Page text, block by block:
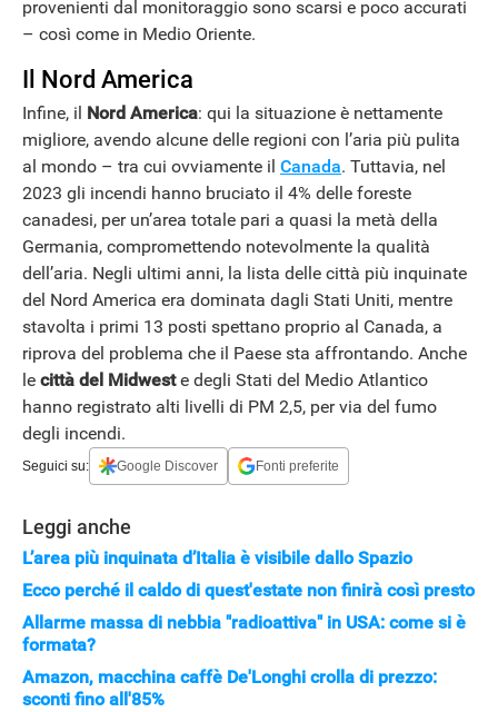
provenienti dal monitoraggio sono scarsi e poco accurati
– così come in Medio Oriente.
Il Nord America
Infine, il Nord America: qui la situazione è nettamente
migliore, avendo alcune delle regioni con l’aria più pulita
al mondo – tra cui ovviamente il Canada. Tuttavia, nel
2023 gli incendi hanno bruciato il 4% delle foreste
canadesi, per un’area totale pari a quasi la metà della
Germania, compromettendo notevolmente la qualità
dell’aria. Negli ultimi anni, la lista delle città più inquinate
del Nord America era dominata dagli Stati Uniti, mentre
stavolta i primi 13 posti spettano proprio al Canada, a
riprova del problema che il Paese sta affrontando. Anche
le città del Midweste degli Stati del Medio Atlantico
hanno registrato alti livelli di PM 2,5, per via del fumo
degli incendi.
Seguici su: Google Discover Fonti preferite
Leggi anche
L’area più inquinata d’Italia è visibile dallo Spazio
Ecco perché il caldo di quest'estate non finirà così presto
Allarme massa di nebbia "radioattiva" in USA: come si è
formata?
Amazon, macchina caffè De'Longhi crolla di prezzo:
sconti fino all'85%